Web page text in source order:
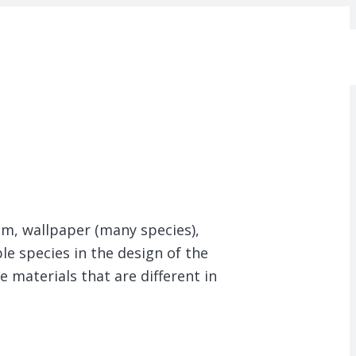
wallpaper (many species),
species in the design of the
materials that are different in